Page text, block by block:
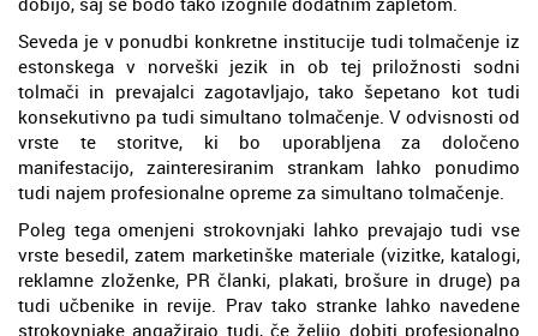
Seveda je v ponudbi konkretne institucije tudi tolmačenje iz
estonskega v norveški jezik in ob tej priložnosti sodni
tolmači in prevajalci zagotavljajo, tako šepetano kot tudi
konsekutivno pa tudi simultano tolmačenje. V odvisnosti od
vrste te storitve, ki bo uporabljena za določeno
manifestacijo, zainteresiranim strankam lahko ponudimo
tudi najem profesionalne opreme za simultano tolmačenje.
Poleg tega omenjeni strokovnjaki lahko prevajajo tudi vse
vrste besedil, zatem marketinške materiale (vizitke, katalogi,
reklamne zloženke, PR članki, plakati, brošure in druge) pa
tudi učbenike in revije. Prav tako stranke lahko navedene
strokovnjake angažirajo tudi, če želijo dobiti profesionalno